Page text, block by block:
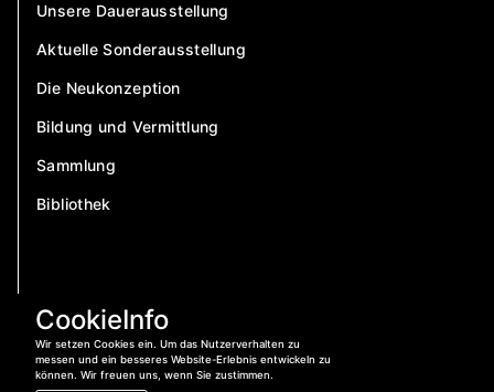
CookieInfo
Wir setzen Cookies ein. Um das Nutzerverhalten zu
messen und ein besseres Website-Erlebnis entwickeln zu
können. Wir freuen uns, wenn Sie zustimmen.
Unsere Dauerausstellung
Aktuelle Sonderausstellung
Die Neukonzeption
Bildung und Vermittlung
Sammlung
Bibliothek